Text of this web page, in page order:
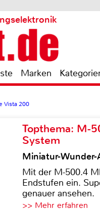
Marken
Vista 200
Topthema: M-
System
Miniatur-Wunder-
Mit der M-500.4
Endstufen ein.
genauer ansehen.
>> Mehr erfahren